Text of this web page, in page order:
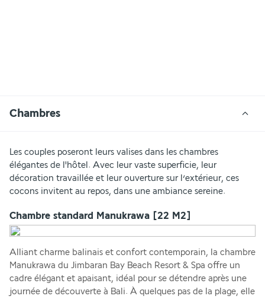
Chambres
Les couples poseront leurs valises dans les chambres
élégantes de l'hôtel. Avec leur vaste superficie, leur
décoration travaillée et leur ouverture sur l’extérieur, ces
cocons invitent au repos, dans une ambiance sereine.
Chambre standard Manukrawa [22 M2]
Alliant charme balinais et confort contemporain, la chambre
Manukrawa du Jimbaran Bay Beach Resort & Spa offre un
cadre élégant et apaisant, idéal pour se détendre après une
journée de découverte à Bali. À quelques pas de la plage, elle